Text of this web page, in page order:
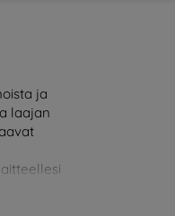
ja
laajan